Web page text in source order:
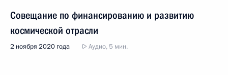
Совещание по финансированию и развитию
космической отрасли
2 ноября 2020 года Аудио, 5 мин.